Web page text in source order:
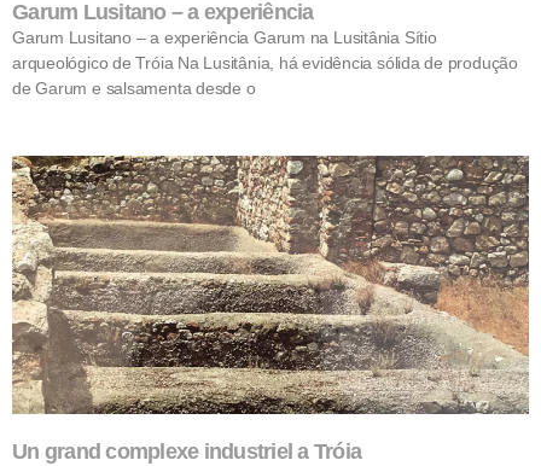
Garum Lusitano – a experiência
Garum Lusitano – a experiência Garum na Lusitânia Sítio
arqueológico de Tróia Na Lusitânia, há evidência sólida de produção
de Garum e salsamenta desde o
Un grand complexe industriel a Tróia